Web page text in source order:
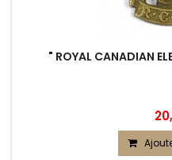
" ROYAL CANADIAN